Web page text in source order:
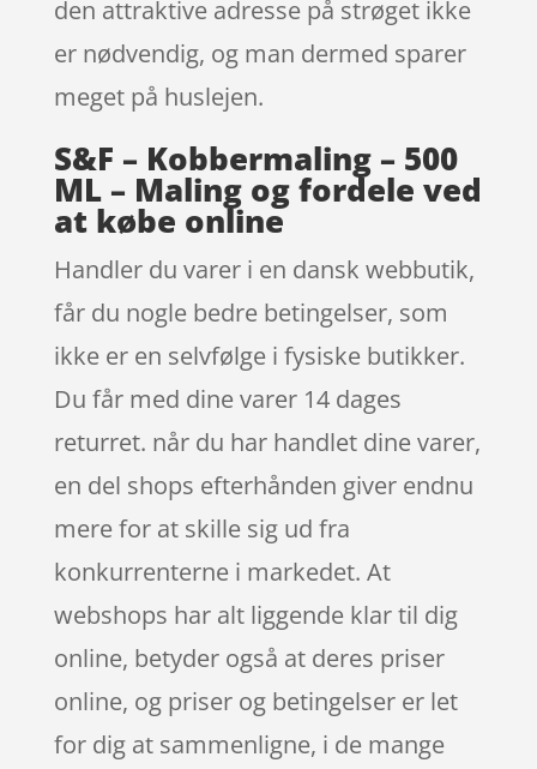
den attraktive adresse på strøget ikke
er nødvendig, og man dermed sparer
meget på huslejen.
S&F – Kobbermaling – 500
ML – Maling og fordele ved
at købe online
Handler du varer i en dansk webbutik,
får du nogle bedre betingelser, som
ikke er en selvfølge i fysiske butikker.
Du får med dine varer 14 dages
returret. når du har handlet dine varer,
en del shops efterhånden giver endnu
mere for at skille sig ud fra
konkurrenterne i markedet. At
webshops har alt liggende klar til dig
online, betyder også at deres priser
online, og priser og betingelser er let
for dig at sammenligne, i de mange